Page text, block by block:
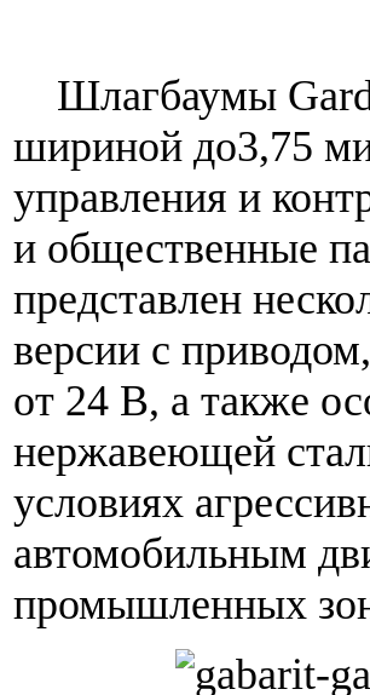
Шлагбаумы
шириной до3,75
управления и
и общественные
представлен
версии с
от 24 В, а также
нержавеющей
условиях
автомобильным
промышленных